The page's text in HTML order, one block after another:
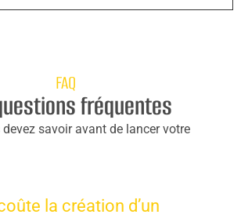
FAQ
fréquentes
savoir avant de lancer votre
la création d’un